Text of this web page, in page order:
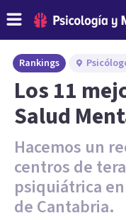
Rankings
Los 11
Salud
Hacemos un
centros de
psiquiátrica
de Cantabria.